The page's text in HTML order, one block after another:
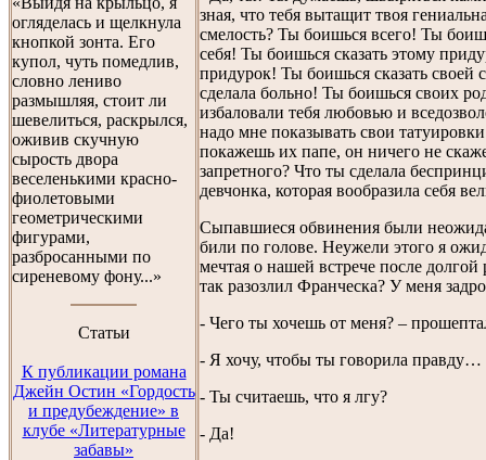
огляделась и щелкнула
кнопкой зонта. Его
купол, чуть помедлив,
словно лениво
размышляя, стоит ли
шевелиться, раскрылся,
оживив скучную
сырость двора
веселенькими красно-
фиолетовыми
геометрическими
фигурами,
разбросанными по
сиреневому фону...»
Cтатьи
К публикации романа
Джейн Остин «Гордость
и предубеждение» в
клубе «Литературные
забавы»
зная, что тебя вытащит твоя
смелость? Ты боишься всего! Ты
себя! Ты боишься сказать этому
придурок! Ты боишься сказать своей
сделала больно! Ты боишься своих
избаловали тебя любовью и
надо мне показывать свои
покажешь их папе, он ничего не
запретного? Что ты сделала
девчонка, которая вообразила себя
Сыпавшиеся обвинения были
били по голове. Неужели этого я
мечтая о нашей встрече после долгой
так разозлил Франческа? У меня
- Чего ты хочешь от меня? –
- Я хочу, чтобы ты говорила правду…
- Ты считаешь, что я лгу?
- Да!